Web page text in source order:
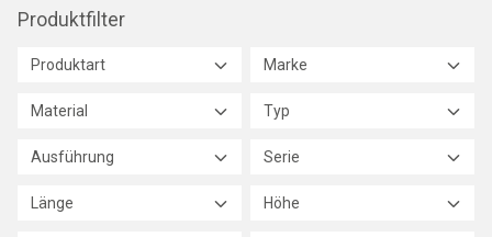
Produktfilter
Produktart Marke
Material Typ
Ausführung Serie
Länge Höhe